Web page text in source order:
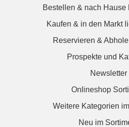
Bestellen & nach Hause
Kaufen & in den Markt
Reservieren &
Prospekte und
Newsletter
Onlineshop
Weitere Kategorien
Neu im